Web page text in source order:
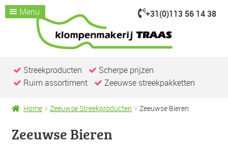
+31(0)113 56 14 38
Ga
GaMenu
Home
Assortiment
Submenu
Kijk je nemen
Over ons
Nieuws & Evenementen
Streekproducten
Scherpe prijzen
Ruim assortiment
Zeeuwse streekpakketten
Home Zeeuwse Streekproducten Zeeuwse Bieren
Zeeuwse Bieren